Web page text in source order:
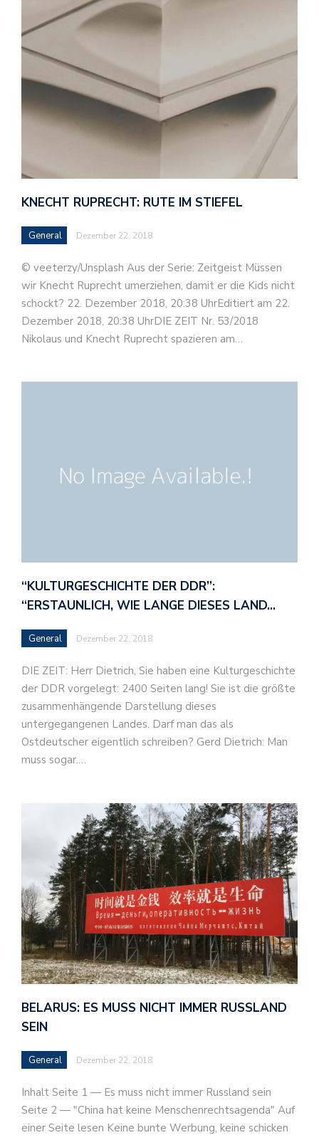
KNECHT RUPRECHT: RUTE IM STIEFEL
General Dezember 22, 2018
© veeterzy/Unsplash Aus der Serie: Zeitgeist Müssen
wir Knecht Ruprecht umerziehen, damit er die Kids nicht
schockt? 22. Dezember 2018, 20:38 UhrEditiert am 22.
Dezember 2018, 20:38 UhrDIE ZEIT Nr. 53/2018
Nikolaus und Knecht Ruprecht spazieren am…
“KULTURGESCHICHTE DER DDR”:
“ERSTAUNLICH, WIE LANGE DIESES LAND…
General Dezember 22, 2018
DIE ZEIT: Herr Dietrich, Sie haben eine Kulturgeschichte
der DDR vorgelegt: 2400 Seiten lang! Sie ist die größte
zusammenhängende Darstellung dieses
untergegangenen Landes. Darf man das als
Ostdeutscher eigentlich schreiben? Gerd Dietrich: Man
muss sogar.…
BELARUS: ES MUSS NICHT IMMER RUSSLAND
SEIN
General Dezember 22, 2018
Inhalt Seite 1 — Es muss nicht immer Russland sein
Seite 2 — "China hat keine Menschenrechtsagenda" Auf
einer Seite lesen Keine bunte Werbung, keine schicken